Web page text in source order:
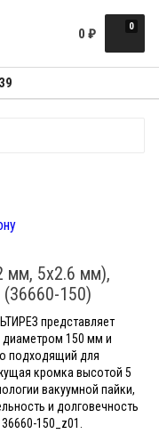
0
0 ₽
5х2.6 мм),
150)
представляет
диаметром 150 мм и
подходящий для
кромка высотой 5
вакуумной пайки,
и долговечность
150_z01.